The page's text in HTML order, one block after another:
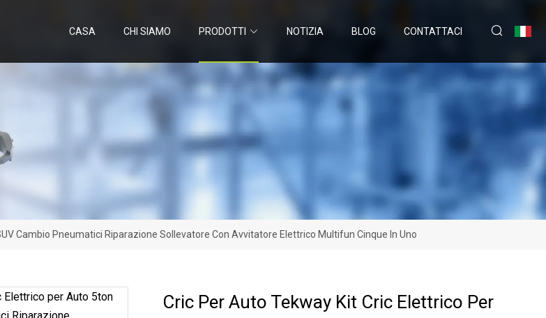
CASA CHI SIAMO PRODOTTI NOTIZIA BLOG CONTATTACI
Cambio Pneumatici Riparazione Sollevatore Con Avvitatore Elettrico Multifun Cinque In Uno
Cric Per Auto Tekway Kit Cric Elettrico Per